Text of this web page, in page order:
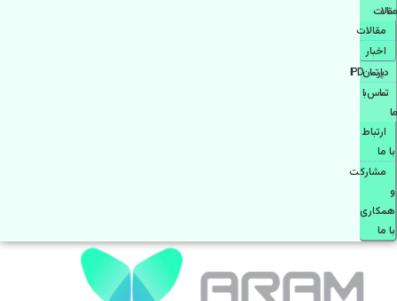
مقالات
مقالات
اخبار
دپارتمانIPD
تماس با
ما
ارتباط
با ما
مشاركت
و
همكاری
با ما